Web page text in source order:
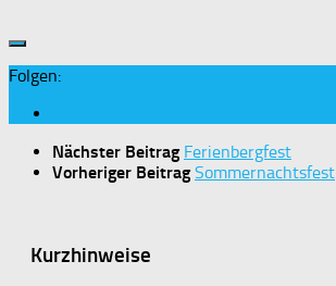
Folgen:
Nächster Beitrag Ferienbergfest
Vorheriger Beitrag Sommernachtsfest
Kurzhinweise